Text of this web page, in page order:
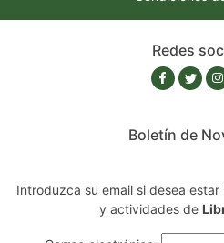
Redes
Boletín de
Introduzca su email si desea
y actividades de